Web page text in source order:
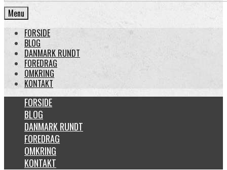
Menu
FORSIDE
BLOG
DANMARK RUNDT
FOREDRAG
OMKRING
KONTAKT
FORSIDE
BLOG
DANMARK RUNDT
FOREDRAG
OMKRING
KONTAKT